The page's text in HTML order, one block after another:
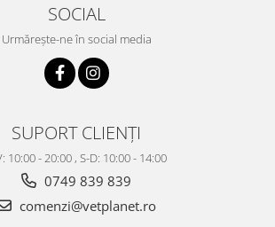
SOCIAL
Urmărește-ne în social media
SUPORT CLIENȚI
10:00 - 20:00 , S-D: 10:00 - 14:00
0749 839 839
comenzi@vetplanet.ro